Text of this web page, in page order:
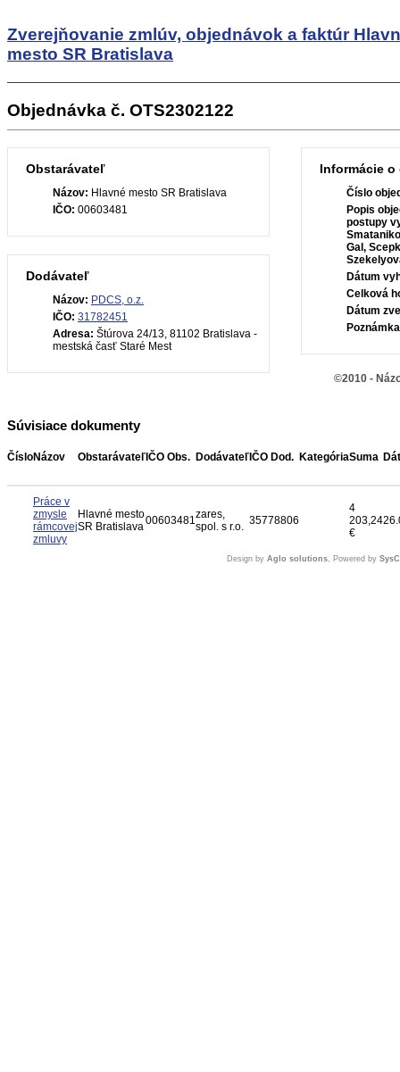
Zverejňovanie zmlúv, objednávok a faktúr
mesto SR Bratislava
Objednávka č. OTS2302122
Obstarávateľ
Názov: Hlavné mesto SR Bratislava
IČO: 00603481
Dodávateľ
Názov: PDCS, o.z.
IČO: 31782451
Adresa: Štúrova 24/13, 81102 Bratislava -
mestská časť Staré Mest
Informácie
Číslo
Popis
postupy
Gal,
Dátum
Celková
Dátum
Súvisiace dokumenty
ČísloNázov Obstarávateľ IČO Obs. Dodávateľ IČO Dod. KategóriaSuma
Práce v
zmysle
rámcovej
zmluvy
Hlavné mesto
SR Bratislava00603481zares,
spol. s r.o. 35778806
4
203,24
€
©2010 -
Design by Aglo solutions, Powered by